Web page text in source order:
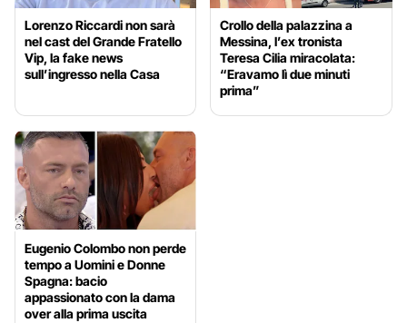
Lorenzo Riccardi non sarà
nel cast del Grande Fratello
Vip, la fake news
sull’ingresso nella Casa
Crollo della palazzina a
Messina, l’ex tronista
Teresa Cilia miracolata:
“Eravamo lì due minuti
prima”
Eugenio Colombo non perde
tempo a Uomini e Donne
Spagna: bacio
appassionato con la dama
over alla prima uscita